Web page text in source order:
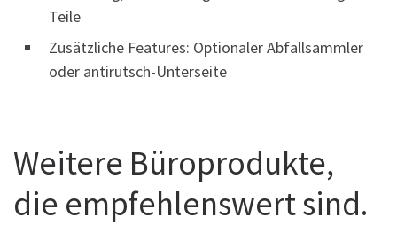
Teile
Zusätzliche Features: Optionaler Abfallsammler
oder antirutsch-Unterseite
Weitere Büroprodukte,
die empfehlenswert sind.